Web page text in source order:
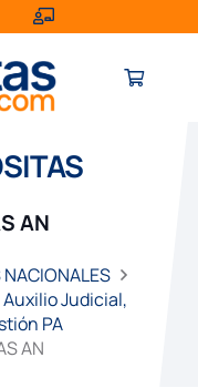
AN
Judicial,
PA
AN